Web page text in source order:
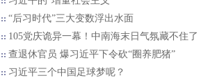
“后习时代”三大变数浮出水面
105党庆诡异一幕！中南海末日气氛藏不住了
查退休官员 爆习近平下令砍“圈养肥猪”
习近平三个中国足球梦呢？